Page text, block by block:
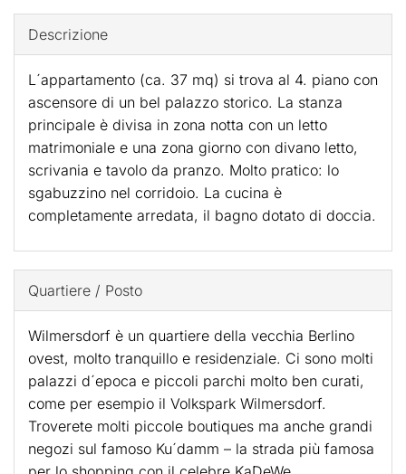
Descrizione
L´appartamento (ca. 37 mq) si trova al 4. piano con
ascensore di un bel palazzo storico. La stanza
principale è divisa in zona notta con un letto
matrimoniale e una zona giorno con divano letto,
scrivania e tavolo da pranzo. Molto pratico: lo
sgabuzzino nel corridoio. La cucina è
completamente arredata, il bagno dotato di doccia.
Quartiere / Posto
Wilmersdorf è un quartiere della vecchia Berlino
ovest, molto tranquillo e residenziale. Ci sono molti
palazzi d´epoca e piccoli parchi molto ben curati,
come per esempio il Volkspark Wilmersdorf.
Troverete molti piccole boutiques ma anche grandi
negozi sul famoso Ku´damm – la strada più famosa